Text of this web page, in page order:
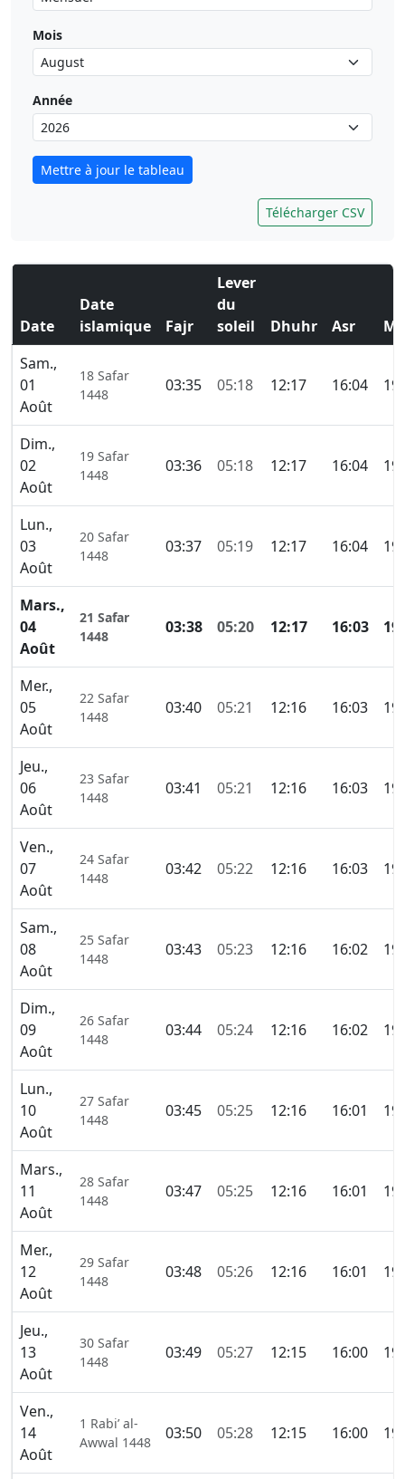
Mois
Année
Mettre à jour le tableau
Télécharger CSV
Date
Date
islamique
Fajr
Lever
du
soleil
Dhuhr Asr
Sam.,
01
Août
18 Safar
1448
03:35 05:18 12:17 16:04
Dim.,
02
Août
19 Safar
1448
03:36 05:18 12:17 16:04
Lun.,
03
Août
20 Safar
1448
03:37 05:19 12:17 16:04
Mars.,
04
Août
21 Safar
1448
03:38 05:20 12:17 16:03
Mer.,
05
Août
22 Safar
1448
03:40 05:21 12:16 16:03
Jeu.,
06
Août
23 Safar
1448
03:41 05:21 12:16 16:03
Ven.,
07
Août
24 Safar
1448
03:42 05:22 12:16 16:03
Sam.,
08
Août
25 Safar
1448
03:43 05:23 12:16 16:02
Dim.,
09
Août
26 Safar
1448
03:44 05:24 12:16 16:02
Lun.,
10
Août
27 Safar
1448
03:45 05:25 12:16 16:01
Mars.,
11
Août
28 Safar
1448
03:47 05:25 12:16 16:01
Mer.,
12
Août
29 Safar
1448
03:48 05:26 12:16 16:01
Jeu.,
13
Août
30 Safar
1448
03:49 05:27 12:15 16:00
Ven.,
14
Août
1 Rabi’ al-
Awwal 1448
03:50 05:28 12:15 16:00